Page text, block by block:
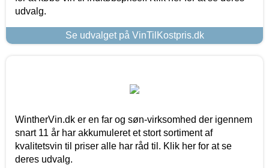
udvalg.
Se udvalget på VinTilKostpris.dk
WintherVin.dk er en far og søn-virksomhed der igennem
snart 11 år har akkumuleret et stort sortiment af
kvalitetsvin til priser alle har råd til. Klik her for at se
deres udvalg.